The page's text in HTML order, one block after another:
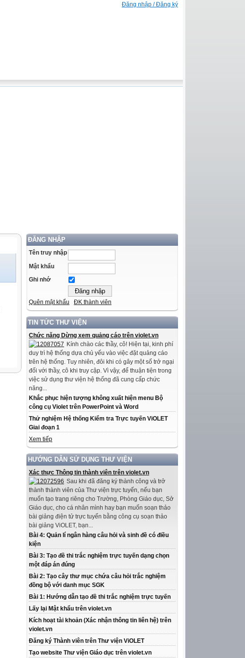
Đăng nhập / Đăng ký
ĐĂNG NHẬP
Tên truy nhập
Mật khẩu
Ghi nhớ
Quên mật khẩu ĐK thành viên
TIN TỨC THƯ VIỆN
Chức năng Dừng xem quảng cáo trên violet.vn
Kính chào các thầy, cô! Hiện tại, kinh phí
duy trì hệ thống dựa chủ yếu vào việc đặt quảng cáo
trên hệ thống. Tuy nhiên, đôi khi có gây một số trở ngại
đối với thầy, cô khi truy cập. Vì vậy, để thuận tiện trong
việc sử dụng thư viện hệ thống đã cung cấp chức
năng...
Khắc phục hiện tượng không xuất hiện menu Bộ
công cụ Violet trên PowerPoint và Word
Thử nghiệm Hệ thống Kiểm tra Trực tuyến ViOLET
Giai đoạn 1
Xem tiếp
HƯỚNG DẪN SỬ DỤNG THƯ VIỆN
Xác thực Thông tin thành viên trên violet.vn
Sau khi đã đăng ký thành công và trở
thành thành viên của Thư viện trực tuyến, nếu bạn
muốn tạo trang riêng cho Trường, Phòng Giáo dục, Sở
Giáo dục, cho cá nhân mình hay bạn muốn soạn thảo
bài giảng điện tử trực tuyến bằng công cụ soạn thảo
bài giảng ViOLET, bạn...
Bài 4: Quản lí ngân hàng câu hỏi và sinh đề có điều
kiện
Bài 3: Tạo đề thi trắc nghiệm trực tuyến dạng chọn
một đáp án đúng
Bài 2: Tạo cây thư mục chứa câu hỏi trắc nghiệm
đồng bộ với danh mục SGK
Bài 1: Hướng dẫn tạo đề thi trắc nghiệm trực tuyến
Lấy lại Mật khẩu trên violet.vn
Kích hoạt tài khoản (Xác nhận thông tin liên hệ) trên
violet.vn
Đăng ký Thành viên trên Thư viện ViOLET
Tạo website Thư viện Giáo dục trên violet.vn